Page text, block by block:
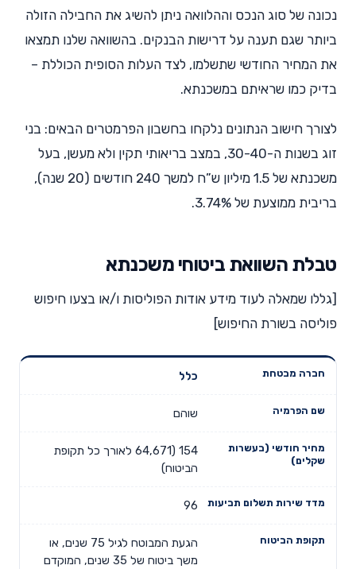
נכונה של סוג הנכס וההלוואה ניתן להשיג את החבילה הזולה
ביותר שגם תענה על דרישות הבנקים. בהשוואה שלנו תמצאו
את המחיר החודשי שתשלמו, לצד העלות הסופית הכוללת –
בדיק כמו שראיתם במשכנתא.
לצורך חישוב הנתונים נלקחו בחשבון הפרמטרים הבאים: בני
זוג בשנות ה-30-40, במצב בריאותי תקין ולא מעשן, בעל
משכנתא של 1.5 מיליון ש”ח למשך 240 חודשים (20 שנה),
בריבית ממוצעת של 3.74%.
טבלת השוואת ביטוחי משכנתא
[גללו שמאלה לעוד מידע אודות הפוליסות ו/או בצעו חיפוש
פוליסה בשורת החיפוש]
כלל
שוהם
154 (64,671 לאורך כל תקופת
הביטוח)
96
הגעת המבוטח לגיל 75 שנים, או
משך ביטוח של 35 שנים, המוקדם